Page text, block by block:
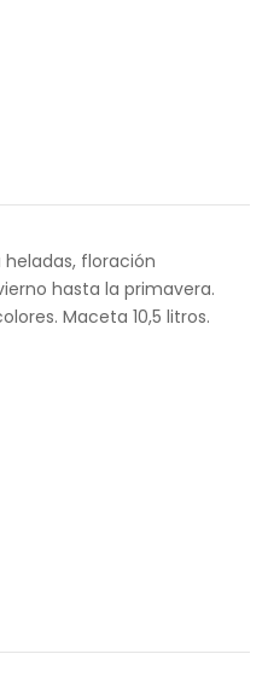
floración
hasta la primavera.
Maceta 10,5 litros.